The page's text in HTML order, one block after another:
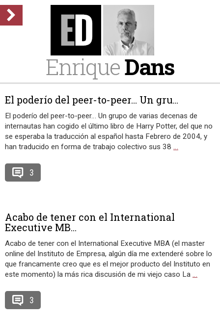
EnriqueDans
El poderío del peer-to-peer… Un gru...
El poderío del peer-to-peer… Un grupo de varias decenas de
internautas han cogido el último libro de Harry Potter, del que no
se esperaba la traducción al español hasta Febrero de 2004, y
han traducido en forma de trabajo colectivo sus 38 …
3
Acabo de tener con el International
Executive MB...
Acabo de tener con el International Executive MBA (el master
online del Instituto de Empresa, algún día me extenderé sobre lo
que francamente creo que es el mejor producto del Instituto en
este momento) la más rica discusión de mi viejo caso La …
3